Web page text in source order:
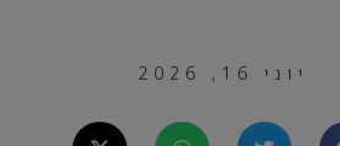
יוני 16, 2026